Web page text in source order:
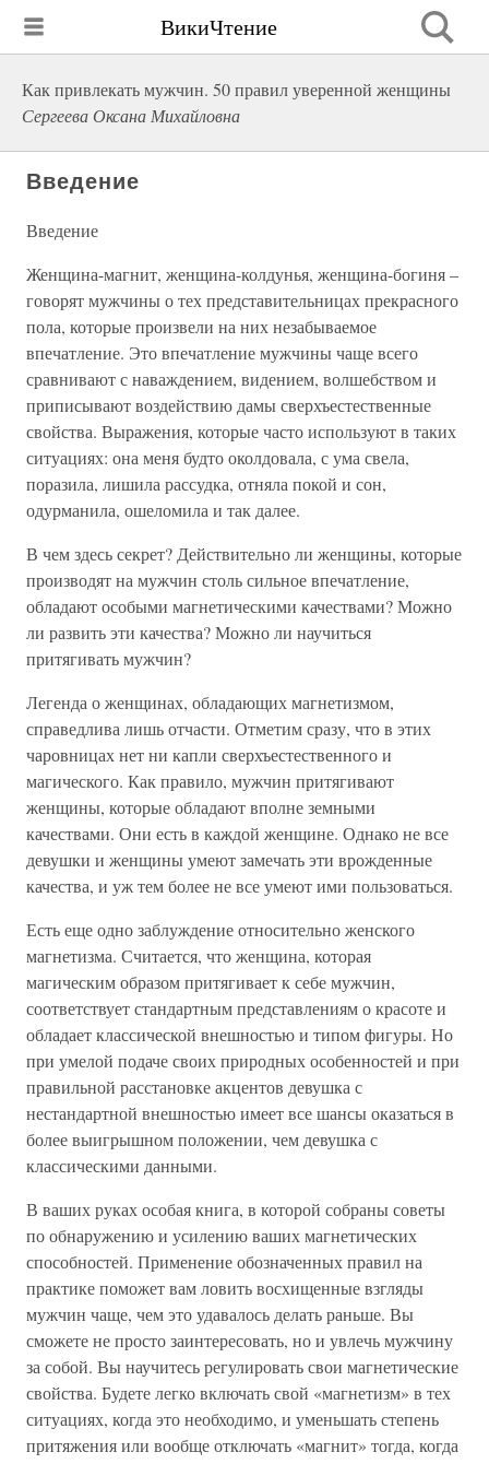
ВикиЧтение
Как привлекать мужчин. 50 правил уверенной женщины
Сергеева Оксана Михайловна
Введение
Введение
Женщина-магнит, женщина-колдунья, женщина-богиня –
говорят мужчины о тех представительницах прекрасного
пола, которые произвели на них незабываемое
впечатление. Это впечатление мужчины чаще всего
сравнивают с наваждением, видением, волшебством и
приписывают воздействию дамы сверхъестественные
свойства. Выражения, которые часто используют в таких
ситуациях: она меня будто околдовала, с ума свела,
поразила, лишила рассудка, отняла покой и сон,
одурманила, ошеломила и так далее.
В чем здесь секрет? Действительно ли женщины, которые
производят на мужчин столь сильное впечатление,
обладают особыми магнетическими качествами? Можно
ли развить эти качества? Можно ли научиться
притягивать мужчин?
Легенда о женщинах, обладающих магнетизмом,
справедлива лишь отчасти. Отметим сразу, что в этих
чаровницах нет ни капли сверхъестественного и
магического. Как правило, мужчин притягивают
женщины, которые обладают вполне земными
качествами. Они есть в каждой женщине. Однако не все
девушки и женщины умеют замечать эти врожденные
качества, и уж тем более не все умеют ими пользоваться.
Есть еще одно заблуждение относительно женского
магнетизма. Считается, что женщина, которая
магическим образом притягивает к себе мужчин,
соответствует стандартным представлениям о красоте и
обладает классической внешностью и типом фигуры. Но
при умелой подаче своих природных особенностей и при
правильной расстановке акцентов девушка с
нестандартной внешностью имеет все шансы оказаться в
более выигрышном положении, чем девушка с
классическими данными.
В ваших руках особая книга, в которой собраны советы
по обнаружению и усилению ваших магнетических
способностей. Применение обозначенных правил на
практике поможет вам ловить восхищенные взгляды
мужчин чаще, чем это удавалось делать раньше. Вы
сможете не просто заинтересовать, но и увлечь мужчину
за собой. Вы научитесь регулировать свои магнетические
свойства. Будете легко включать свой «магнетизм» в тех
ситуациях, когда это необходимо, и уменьшать степень
притяжения или вообще отключать «магнит» тогда, когда